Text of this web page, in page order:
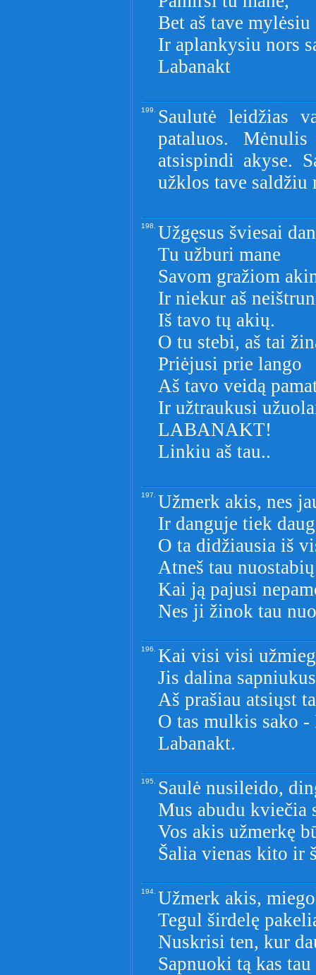
Bet aš tave mylėsiu
Ir aplankysiu nors
Labanakt
199. Saulutė leidžias
pataluos.
atsispindi akyse.
užklos tave saldžiu
198. Užgęsus šviesai
Tu užburi mane
Savom gražiom
Ir niekur aš
Iš tavo tų akių.
O tu stebi, aš tai
Priėjusi prie lango
Aš tavo veidą
Ir užtraukusi
LABANAKT!
Linkiu aš tau..
197. Užmerk akis, nes
Ir danguje tiek
O ta didžiausia iš
Atneš tau
Kai ją pajusi
Nes ji žinok tau
196. Kai visi visi
Jis dalina
Aš prašiau atsiųst
O tas mulkis sako
Labanakt.
195. Saulė nusileido,
Mus abudu kviečia
Vos akis užmerkę
Šalia vienas kito ir
194. Užmerk akis,
Tegul širdelę
Nuskrisi ten, kur
Sapnuoki tą kas